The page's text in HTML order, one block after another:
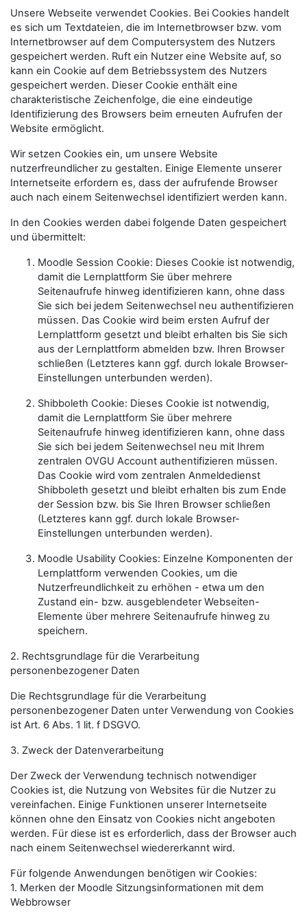
Unsere Webseite verwendet Cookies. Bei Cookies handelt
es sich um Textdateien, die im Internetbrowser bzw. vom
Internetbrowser auf dem Computersystem des Nutzers
gespeichert werden. Ruft ein Nutzer eine Website auf, so
kann ein Cookie auf dem Betriebssystem des Nutzers
gespeichert werden. Dieser Cookie enthält eine
charakteristische Zeichenfolge, die eine eindeutige
Identifizierung des Browsers beim erneuten Aufrufen der
Website ermöglicht.
Wir setzen Cookies ein, um unsere Website
nutzerfreundlicher zu gestalten. Einige Elemente unserer
Internetseite erfordern es, dass der aufrufende Browser
auch nach einem Seitenwechsel identifiziert werden kann.
In den Cookies werden dabei folgende Daten gespeichert
und übermittelt:
Moodle Session Cookie: Dieses Cookie ist notwendig,
damit die Lernplattform Sie über mehrere
Seitenaufrufe hinweg identifizieren kann, ohne dass
Sie sich bei jedem Seitenwechsel neu authentifizieren
müssen. Das Cookie wird beim ersten Aufruf der
Lernplattform gesetzt und bleibt erhalten bis Sie sich
aus der Lernplattform abmelden bzw. Ihren Browser
schließen (Letzteres kann ggf. durch lokale Browser-
Einstellungen unterbunden werden).
Shibboleth Cookie: Dieses Cookie ist notwendig,
damit die Lernplattform Sie über mehrere
Seitenaufrufe hinweg identifizieren kann, ohne dass
Sie sich bei jedem Seitenwechsel neu mit Ihrem
zentralen OVGU Account authentifizieren müssen.
Das Cookie wird vom zentralen Anmeldedienst
Shibboleth gesetzt und bleibt erhalten bis zum Ende
der Session bzw. bis Sie Ihren Browser schließen
(Letzteres kann ggf. durch lokale Browser-
Einstellungen unterbunden werden).
Moodle Usability Cookies: Einzelne Komponenten der
Lernplattform verwenden Cookies, um die
Nutzerfreundlichkeit zu erhöhen - etwa um den
Zustand ein- bzw. ausgeblendeter Webseiten-
Elemente über mehrere Seitenaufrufe hinweg zu
speichern.
2. Rechtsgrundlage für die Verarbeitung
personenbezogener Daten
Die Rechtsgrundlage für die Verarbeitung
personenbezogener Daten unter Verwendung von Cookies
ist Art. 6 Abs. 1 lit. f DSGVO.
3. Zweck der Datenverarbeitung
Der Zweck der Verwendung technisch notwendiger
Cookies ist, die Nutzung von Websites für die Nutzer zu
vereinfachen. Einige Funktionen unserer Internetseite
können ohne den Einsatz von Cookies nicht angeboten
werden. Für diese ist es erforderlich, dass der Browser auch
nach einem Seitenwechsel wiedererkannt wird.
Für folgende Anwendungen benötigen wir Cookies:
1. Merken der Moodle Sitzungsinformationen mit dem
Webbrowser